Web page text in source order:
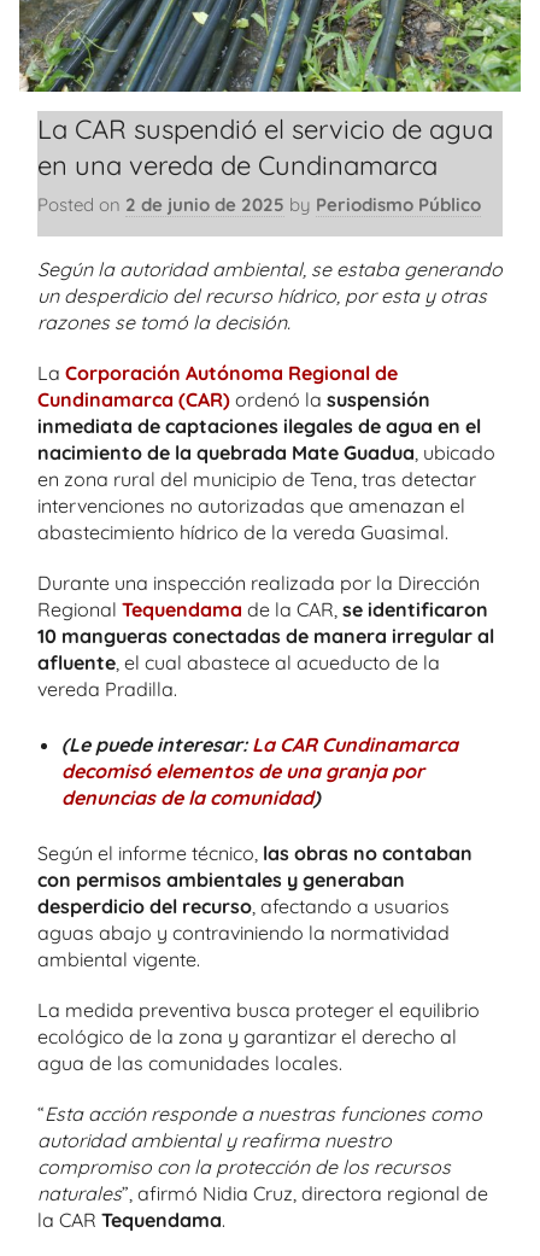
La CAR suspendió el servicio de agua
en una vereda de Cundinamarca
Posted on 2 de junio de 2025 by Periodismo Público
Según la autoridad ambiental, se estaba generando
un desperdicio del recurso hídrico, por esta y otras
razones se tomó la decisión.
La Corporación Autónoma Regional de
Cundinamarca (CAR) ordenó la suspensión
inmediata de captaciones ilegales de agua en el
nacimiento de la quebrada Mate Guadua , ubicado
en zona rural del municipio de Tena, tras detectar
intervenciones no autorizadas que amenazan el
abastecimiento hídrico de la vereda Guasimal.
Durante una inspección realizada por la Dirección
Regional Tequendama de la CAR, se identificaron
10 mangueras conectadas de manera irregular al
afluente , el cual abastece al acueducto de la
vereda Pradilla.
(Le puede interesar: La CAR Cundinamarca
decomisó elementos de una granja por
denuncias de la comunidad)
Según el informe técnico, las obras no contaban
con permisos ambientales y generaban
desperdicio del recurso , afectando a usuarios
aguas abajo y contraviniendo la normatividad
ambiental vigente.
La medida preventiva busca proteger el equilibrio
ecológico de la zona y garantizar el derecho al
agua de las comunidades locales.
“Esta acción responde a nuestras funciones como
autoridad ambiental y reafirma nuestro
compromiso con la protección de los recursos
naturales”, afirmó Nidia Cruz, directora regional de
la CAR Tequendama.